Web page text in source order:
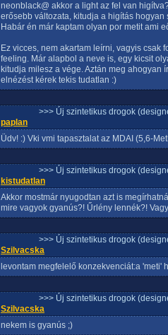
neonblack@ akkor a light az fel van
erősebb változata, kitudja a higítás hogyan
Habár én már kaptam olyan por metit ami
Ez vicces, nem akartam leírni, vagyis csak
feeling. Már alapbol a neve is, egy kicsit
kitudja milesz a vége. Aztán meg ahogyan
elnézést kérek tekis tudatlan :)
>>> Új szintetikus drogok
paplan
Üdv! :) Vki vmi tapasztalat az MDAI (5,6-
>>> Új szintetikus drogok
kistudatlan
Akkor mostmár nyugodtan azt is
mire vagyok gyanús?! Űrlény lennék?!
>>> Új szintetikus drogok
Szilvacska
levontam megfelelő konzekvenciát:a 'meti'
>>> Új szintetikus drogok
Szilvacska
nekem is gyanús ;)